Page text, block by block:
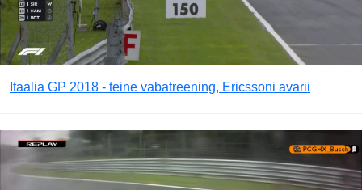
Itaalia GP 2018 - teine vabatreening, Ericssoni avarii